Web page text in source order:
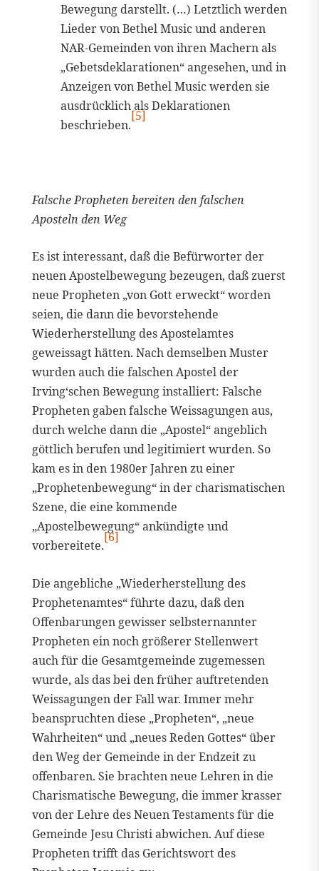
Bewegung darstellt. (…) Letztlich werden
Lieder von Bethel Music und anderen
NAR-Gemeinden von ihren Machern als
„Gebetsdeklarationen“ angesehen, und in
Anzeigen von Bethel Music werden sie
ausdrücklich als Deklarationen
beschrieben.
[5]
Falsche Propheten bereiten den falschen
Aposteln den Weg
Es ist interessant, daß die Befürworter der
neuen Apostelbewegung bezeugen, daß zuerst
neue Propheten „von Gott erweckt“ worden
seien, die dann die bevorstehende
Wiederherstellung des Apostelamtes
geweissagt hätten. Nach demselben Muster
wurden auch die falschen Apostel der
Irving‘schen Bewegung installiert: Falsche
Propheten gaben falsche Weissagungen aus,
durch welche dann die „Apostel“ angeblich
göttlich berufen und legitimiert wurden. So
kam es in den 1980er Jahren zu einer
„Prophetenbewegung“ in der charismatischen
Szene, die eine kommende
„Apostelbewegung“ ankündigte und
vorbereitete.
[6]
Die angebliche „Wiederherstellung des
Prophetenamtes“ führte dazu, daß den
Offenbarungen gewisser selbsternannter
Propheten ein noch größerer Stellenwert
auch für die Gesamtgemeinde zugemessen
wurde, als das bei den früher auftretenden
Weissagungen der Fall war. Immer mehr
beanspruchten diese „Propheten“, „neue
Wahrheiten“ und „neues Reden Gottes“ über
den Weg der Gemeinde in der Endzeit zu
offenbaren. Sie brachten neue Lehren in die
Charismatische Bewegung, die immer krasser
von der Lehre des Neuen Testaments für die
Gemeinde Jesu Christi abwichen. Auf diese
Propheten trifft das Gerichtswort des